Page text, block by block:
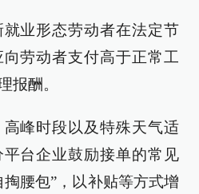
业形态劳动者在法定节
劳动者支付高于正常工
报酬。
峰时段以及特殊天气适
台企业鼓励接单的常见
腰包”，以补贴等方式增